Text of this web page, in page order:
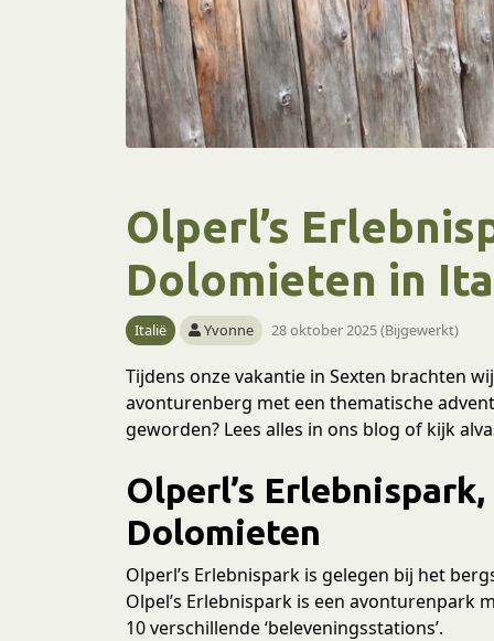
Olperl’s
Dolomieten in
Italië Yvonne 28 oktober 2025 (Bijgewerkt)
Tijdens onze vakantie in Sexten brachten
avonturenberg met een thematische
geworden? Lees alles in ons blog of kijk
Olperl’s
Dolomieten
Olperl’s Erlebnispark is gelegen bij het
Olpel’s Erlebnispark is een avonturenpark
10 verschillende ‘beleveningsstations’.